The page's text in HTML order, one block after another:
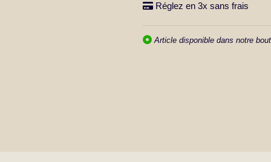
Réglez en 3x sans frais
Article disponible dans notre